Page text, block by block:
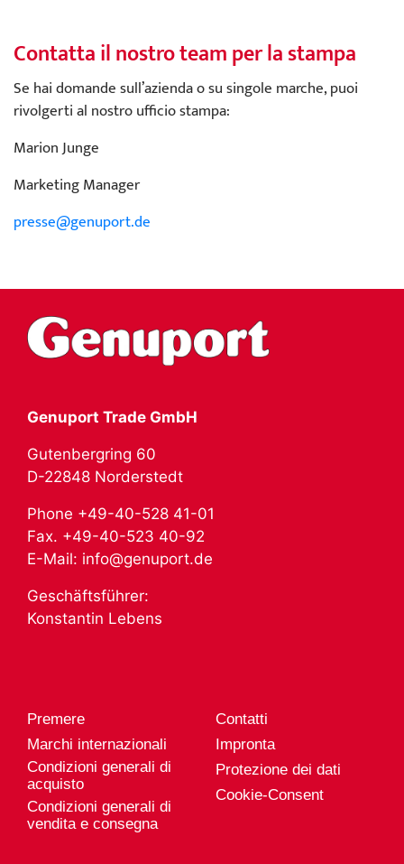
Contatta il nostro team per la stampa
Se hai domande sull’azienda o su singole marche, puoi
rivolgerti al nostro ufficio stampa:
Marion Junge
Marketing Manager
presse@genuport.de
Genuport Trade GmbH
Gutenbergring 60
D-22848 Norderstedt
Phone +49-40-528 41-01
Fax. +49-40-523 40-92
E-Mail: info@genuport.de
Geschäftsführer:
Konstantin Lebens
Premere
Marchi internazionali
Condizioni generali di
acquisto
Condizioni generali di
vendita e consegna
Contatti
Impronta
Protezione dei dati
Cookie-Consent